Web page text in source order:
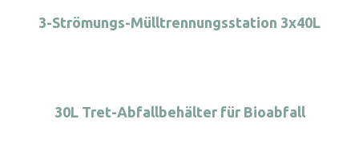
3-Strömungs-Mülltrennungsstation 3x40L
30L Tret-Abfallbehälter für Bioabfall